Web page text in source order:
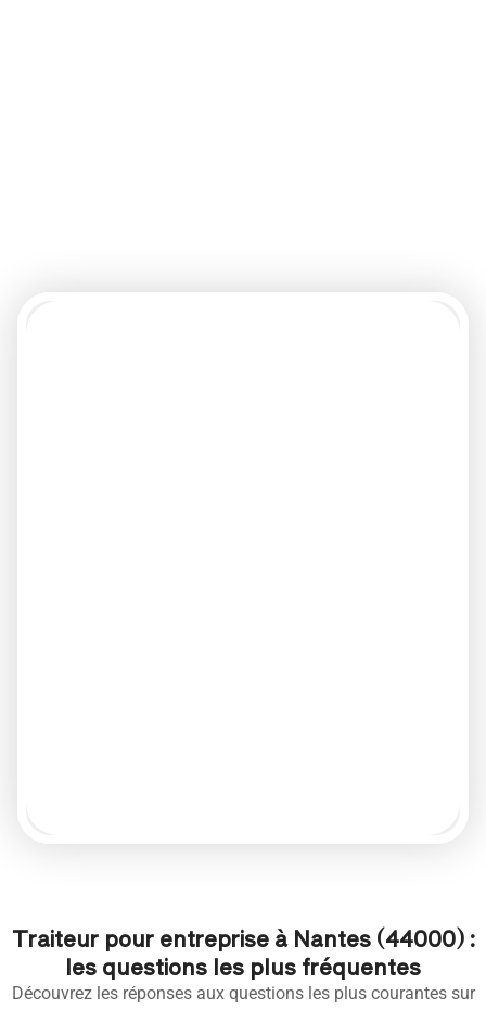
Traiteur pour entreprise à Nantes (44000) :
les questions les plus fréquentes
Découvrez les réponses aux questions les plus courantes sur